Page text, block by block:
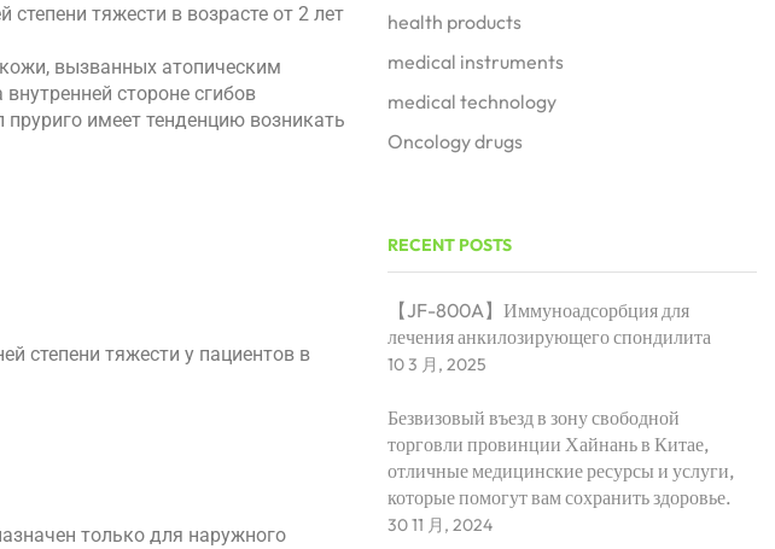
тяжести в возрасте от 2 лет
вызванных атопическим
стороне сгибов
имеет тенденцию возникать
степени тяжести у пациентов в
только для наружного
health products
medical instruments
medical technology
Oncology drugs
RECENT POSTS
【JF-800A】Иммуноадсорбция для
лечения анкилозирующего спондилита
10 3 月, 2025
Безвизовый въезд в зону свободной
торговли провинции Хайнань в Китае,
отличные медицинские ресурсы и услуги,
которые помогут вам сохранить здоровье.
30 11 月, 2024